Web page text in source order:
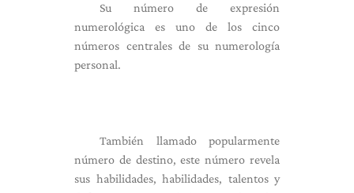
Su número de expresión
numerológica es uno de los cinco
números centrales de su numerología
personal.
También llamado popularmente
número de destino, este número revela
sus habilidades, habilidades, talentos y